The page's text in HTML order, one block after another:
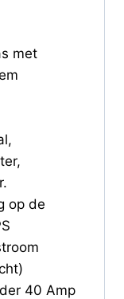
met
op de
40 Amp